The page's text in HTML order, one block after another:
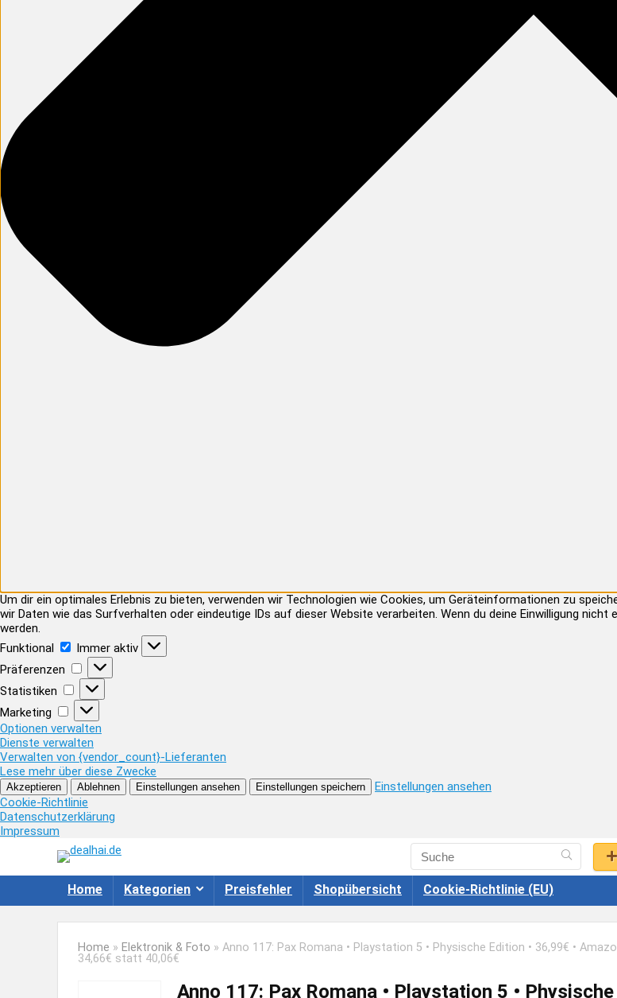
Um dir ein optimales Erlebnis zu bieten, verwenden wir Technologien wie Cookies, um Geräteinformationen zu
wir Daten wie das Surfverhalten oder eindeutige IDs auf dieser Website verarbeiten. Wenn du deine Einwilligung
werden.
Funktional
Funktional
Immer aktiv
Präferenzen
Präferenzen
Statistiken
Statistiken
Marketing
Marketing
Optionen verwalten
Dienste verwalten
Verwalten von {vendor_count}-Lieferanten
Lese mehr über diese Zwecke
Akzeptieren Ablehnen Einstellungen ansehen Einstellungen speichern
Einstellungen ansehen
Cookie-Richtlinie
Datenschutzerklärung
Impressum
Home Kategorien Preisfehler Shopübersicht Cookie-Richtlinie (EU)
Home » Elektronik & Foto » Anno 117: Pax Romana • Playstation 5 • Physische Edition • 36,99€ •
34,66€ statt 40,06€
Anno 117: Pax Romana • Playstation 5 •